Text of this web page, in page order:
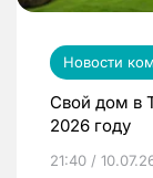
Новости
Свой дом в
2026 году
21:40 /